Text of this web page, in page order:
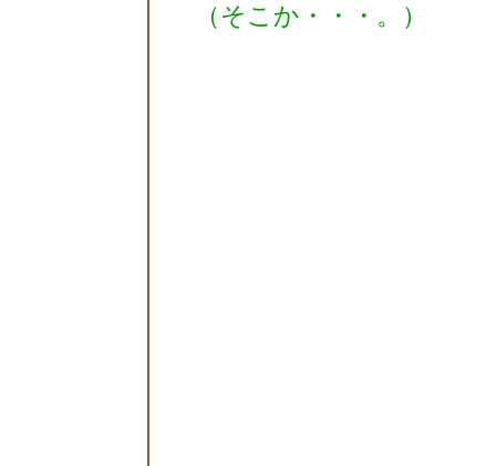
（そこか・・・。）